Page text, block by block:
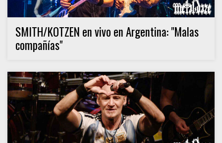
SMITH/KOTZEN en vivo en Argentina: "Malas
compañías"